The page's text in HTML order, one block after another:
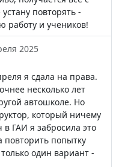
повторять -
работу и учеников!
2025
я сдала на права.
несколько лет
автошколе. Но
который ничему
ГАИ я забросила это
повторить попытку
один вариант -